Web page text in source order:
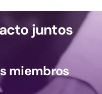
juntos
miembros